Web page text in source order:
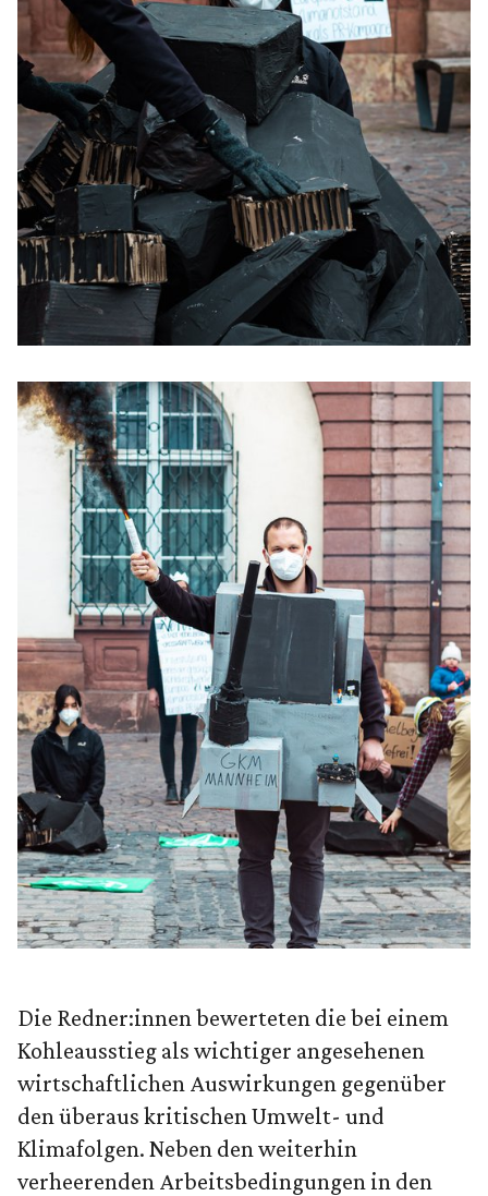
Die Redner:innen bewerteten die bei einem
Kohleausstieg als wichtiger angesehenen
wirtschaftlichen Auswirkungen gegenüber
den überaus kritischen Umwelt- und
Klimafolgen. Neben den weiterhin
verheerenden Arbeitsbedingungen in den